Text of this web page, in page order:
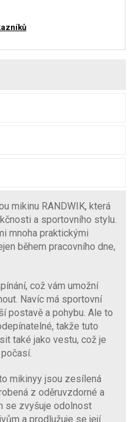
mikinu RANDWIK, která
a sportovního stylu.
mnoha praktickými
během pracovního dne,
což vám umožní
Navíc má sportovní
postavě a pohybu. Ale to
takže tuto
také jako vestu, což je
mikinyy jsou zesílená
z oděruvzdorné a
se zvyšuje odolnost
a prodlužuje se její